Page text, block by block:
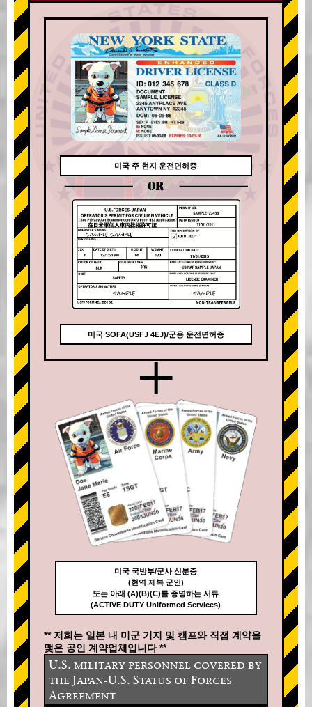
미국 주 현지 운전면허증
OR
미국 SOFA(USFJ 4EJ)/군용 운전면허증
+
미국 국방부/군사 신분증
(현역 제복 군인)
또는 아래 (A)(B)(C)를 증명하는 서류
(ACTIVE DUTY Uniformed Services)
** 저희는 일본 내 미군 기지 및 캠프와 직접 계약을
맺은 공인 계약업체입니다 **
U.S. military personnel covered by
the Japan-U.S. Status of Forces
Agreement